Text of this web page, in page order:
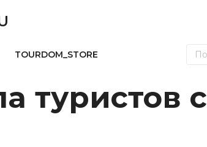
TOURDOM_STORE
туристов с